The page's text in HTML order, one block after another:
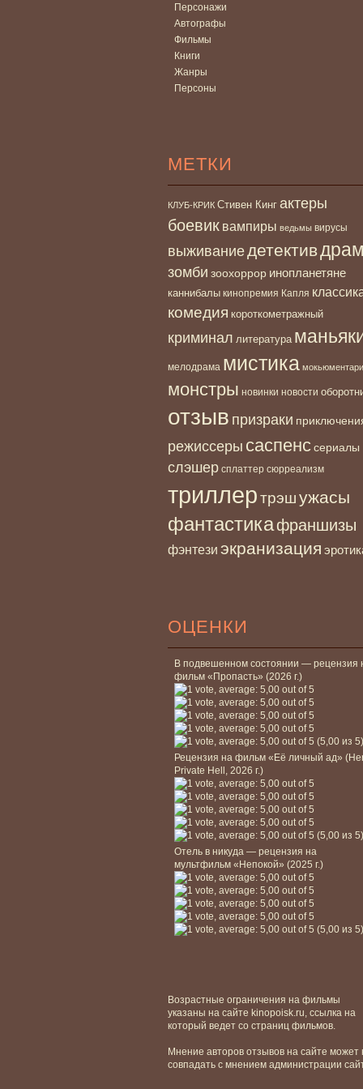
Персонажи
Автографы
Фильмы
Книги
Жанры
Персоны
МЕТКИ
КЛУБ-КРИК Стивен Кинг актеры
боевик вампиры ведьмы вирусы
выживаниедетектив
зомби зоохоррор инопланетяне
каннибалы кинопремия Капля
комедия короткометражный
криминал литература
мелодрама мистика мокьюментари
монстры новинки новости
отзыв призраки
режиссеры саспенссериалы
слэшер сплаттер сюрреализм
триллертрэшужасы
фантастикафраншизы
фэнтези экранизация
ОЦЕНКИ
В подвешенном состоянии — рецензия
фильм «Пропасть» (2026 г.)
(5,00 из 5)
Рецензия на фильм «Её личный ад»
Private Hell, 2026 г.)
(5,00 из 5)
Отель в никуда — рецензия на
мультфильм «Непокой» (2025 г.)
(5,00 из 5)
Возрастные ограничения на фильмы
указаны на сайте kinopoisk.ru, ссылка на
который ведет со страниц фильмов.
Мнение авторов отзывов на сайте может
совпадать с мнением администрации